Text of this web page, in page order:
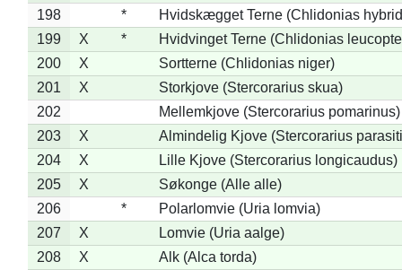
198
*
Hvidskægget Terne (Chlidonias
199
X *
Hvidvinget Terne (Chlidonias
200
X
Sortterne (Chlidonias niger)
201
X
Storkjove (Stercorarius skua)
202
Mellemkjove (Stercorarius pomarinus)
203
X
Almindelig Kjove (Stercorarius
204
X
Lille Kjove (Stercorarius longicaudus)
205
X
Søkonge (Alle alle)
206
*
Polarlomvie (Uria lomvia)
207
X
Lomvie (Uria aalge)
208
X
Alk (Alca torda)